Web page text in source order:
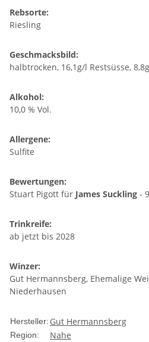
Rebsorte:
Riesling
Geschmacksbild:
halbtrocken, 16,1g/l Restsüsse,
Alkohol:
10,0 % Vol.
Allergene:
Sulfite
Bewertungen:
Stuart Pigott für James Suckling -
Trinkreife:
ab jetzt bis 2028
Winzer:
Gut Hermannsberg, Ehemalige
Niederhausen
Hersteller: Gut Hermannsberg
Region: Nahe